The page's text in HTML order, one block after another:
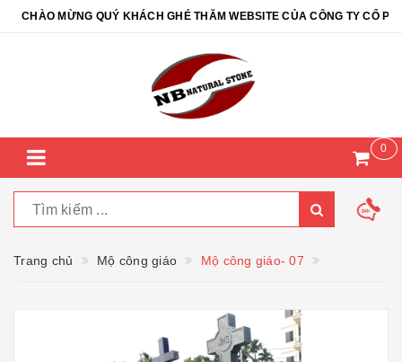
CHÀO MỪNG QUÝ KHÁCH GHÉ THĂM WEBSITE CỦA CÔNG TY CỔ
0
Trang chủ Mộ công giáo Mộ công giáo- 07